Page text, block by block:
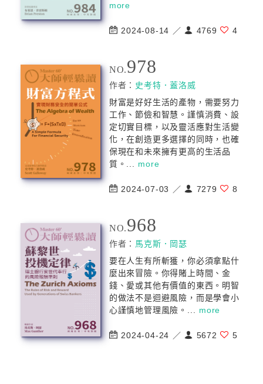
more
2024-08-14 ／ 4769 4
NO.978
作者： 史考特．蓋洛威
財富是好好生活的產物，需要努力
工作、節儉和智慧。謹慎消費、設
定切實目標，以及靈活應對生活變
化，在創造更多選擇的同時，也確
保現在和未來擁有更高的生活品
質。... more
2024-07-03 ／ 7279 8
NO.968
作者： 馬克斯．岡瑟
要在人生有所斬獲，你必須拿點什
麼出來冒險。你得賭上時間、金
錢、愛或其他有價值的東西。明智
的做法不是迴避風險，而是學會小
心謹慎地管理風險。... more
2024-04-24 ／ 5672 5